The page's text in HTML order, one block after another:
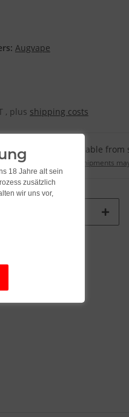
Augvape
, plus shipping costs
Immediately available from
2 - 3 Workdays (DE - int. shipments
18 Jahre alt sein
zusätzlich
wir uns vor,